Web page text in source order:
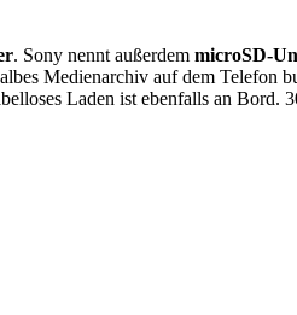
. Sony nennt außerdem microSD-
Medienarchiv auf dem Telefon
Laden ist ebenfalls an Bord.